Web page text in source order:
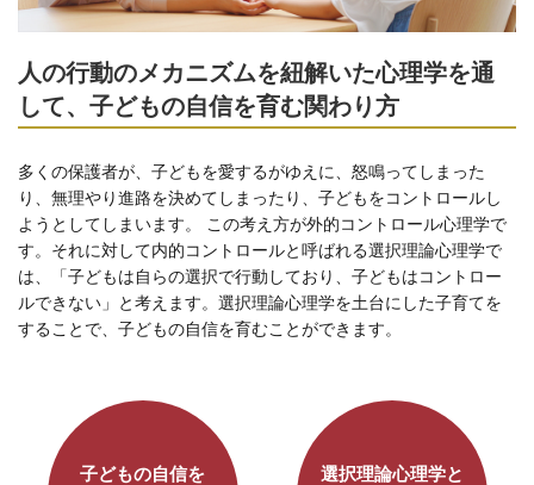
人の行動のメカニズムを紐解いた心理学を通
して、子どもの自信を育む関わり方
多くの保護者が、子どもを愛するがゆえに、怒鳴ってしまった
り、無理やり進路を決めてしまったり、子どもをコントロールし
ようとしてしまいます。 この考え方が外的コントロール心理学で
す。それに対して内的コントロールと呼ばれる選択理論心理学で
は、「子どもは自らの選択で行動しており、子どもはコントロー
ルできない」と考えます。選択理論心理学を土台にした子育てを
することで、子どもの自信を育むことができます。
子どもの自信を 選択理論心理学と